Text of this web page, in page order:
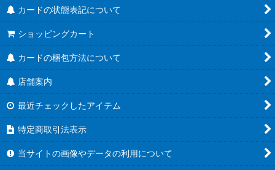
カードの状態表記について
ショッピングカート
カードの梱包方法について
店舗案内
最近チェックしたアイテム
特定商取引法表示
当サイトの画像やデータの利用について